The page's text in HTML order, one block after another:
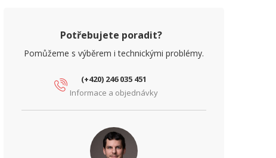
Potřebujete poradit?
Pomůžeme s výběrem i technickými problémy.
(+420) 246 035 451
Informace a objednávky